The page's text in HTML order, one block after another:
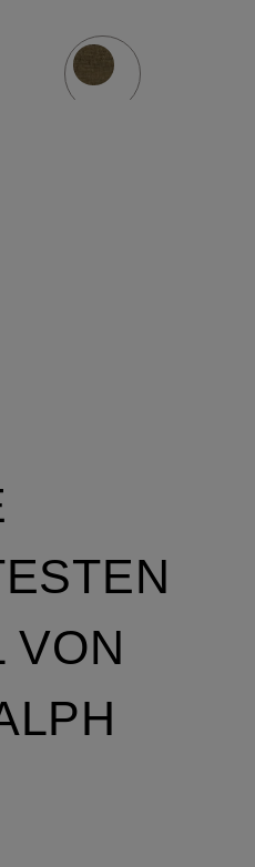
VON